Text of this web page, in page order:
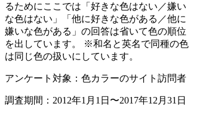
るためにここでは「好きな色はない／嫌い
な色はない」「他に好きな色がある／他に
嫌いな色がある」の回答は省いて色の順位
を出しています。 ※和名と英名で同種の色
は同じ色の扱いにしています。
アンケート対象：色カラーのサイト訪問者
調査期間：2012年1月1日〜2017年12月31日